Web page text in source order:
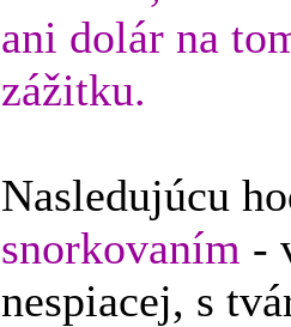
ani dolár na
zážitku.
Nasledujúcu
snorkovaním -
nespiacej, s